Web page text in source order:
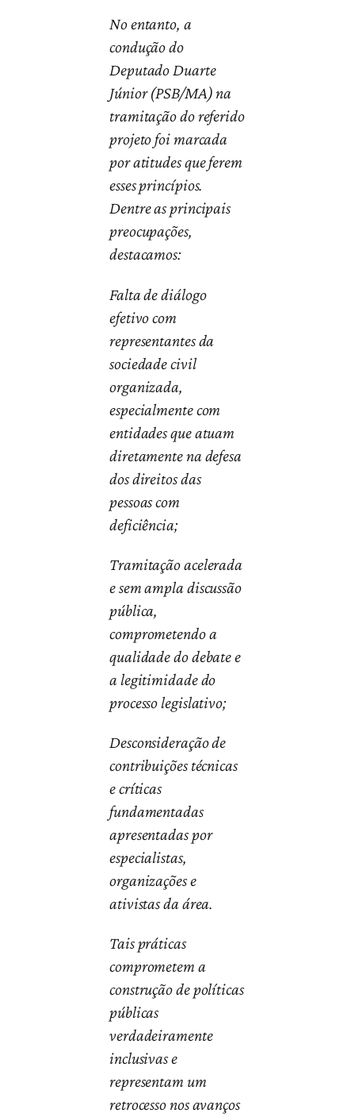
No entanto, a
condução do
Deputado Duarte
Júnior (PSB/MA) na
tramitação do referido
projeto foi marcada
por atitudes que ferem
esses princípios.
Dentre as principais
preocupações,
destacamos:
Falta de diálogo
efetivo com
representantes da
sociedade civil
organizada,
especialmente com
entidades que atuam
diretamente na defesa
dos direitos das
pessoas com
deficiência;
Tramitação acelerada
e sem ampla discussão
pública,
comprometendo a
qualidade do debate e
a legitimidade do
processo legislativo;
Desconsideração de
contribuições técnicas
e críticas
fundamentadas
apresentadas por
especialistas,
organizações e
ativistas da área.
Tais práticas
comprometem a
construção de políticas
públicas
verdadeiramente
inclusivas e
representam um
retrocesso nos avanços